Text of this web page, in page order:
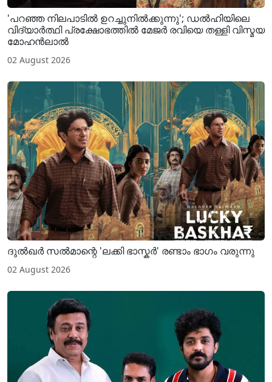
'പറഞ്ഞ നിലപാടിൽ ഉറച്ചുനിൽക്കുന്നു'; ഡൽഹിയിലെ
വിദ്യാർത്ഥി പ്രക്ഷോഭത്തിൽ മേജർ രവിയെ തള്ളി വിസ്മയ
മോഹൻലാൽ
02 August 2026
ദുൽഖർ സൽമാന്റെ 'ലക്കി ഭാസ്കർ' രണ്ടാം ഭാഗം വരുന്നു
02 August 2026